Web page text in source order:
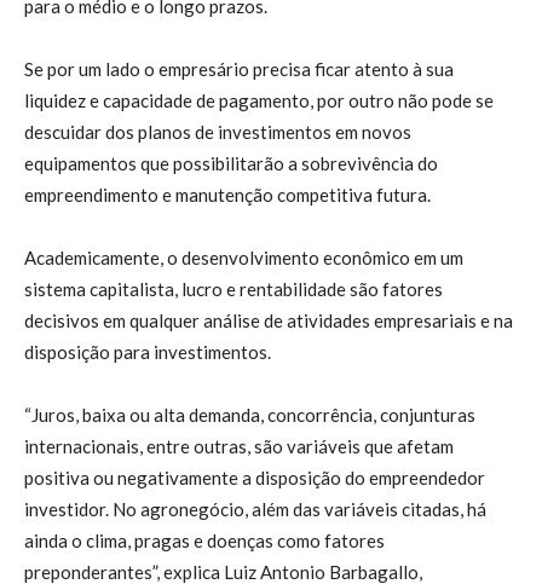
para o médio e o longo prazos.
Se por um lado o empresário precisa ficar atento à sua
liquidez e capacidade de pagamento, por outro não pode se
descuidar dos planos de investimentos em novos
equipamentos que possibilitarão a sobrevivência do
empreendimento e manutenção competitiva futura.
Academicamente, o desenvolvimento econômico em um
sistema capitalista, lucro e rentabilidade são fatores
decisivos em qualquer análise de atividades empresariais e na
disposição para investimentos.
“Juros, baixa ou alta demanda, concorrência, conjunturas
internacionais, entre outras, são variáveis que afetam
positiva ou negativamente a disposição do empreendedor
investidor. No agronegócio, além das variáveis citadas, há
ainda o clima, pragas e doenças como fatores
preponderantes”, explica Luiz Antonio Barbagallo,